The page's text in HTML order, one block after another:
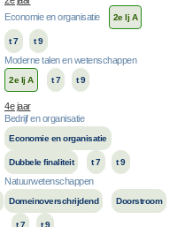
Economie en organisatie 2e lj A
t 7 t 9
Moderne talen en wetenschappen
2e lj A t 7 t 9
4e jaar
Bedrijf en organisatie
Economie en organisatie
Dubbele finaliteit t 7 t 9
Natuurwetenschappen
Domeinoverschrijdend Doorstroom
t 7 t 9